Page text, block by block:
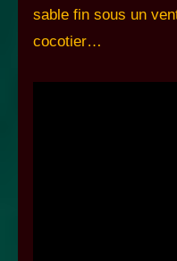
sable fin sous un
cocotier…